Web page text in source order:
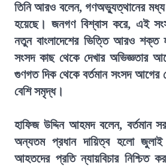
তিনি আরও বলেন, গণঅভ্যুত্থানের মধ্য
হয়েছে। জনগণ বিশ্বাস করে, এই
নতুন বাংলাদেশের ভিত্তি আরও শক্ত
সংসদ কাছ থেকে দেখার অভিজ্ঞতার
গুণগত দিক থেকে বর্তমান সংসদ আগের
বেশি সমৃদ্ধ।
হাফিজ উদ্দিন আহমদ বলেন, বর্তমান
অন্যতম প্রধান দায়িত্ব হলো
আহতদের প্রতি ন্যায়বিচার নিশ্চিত